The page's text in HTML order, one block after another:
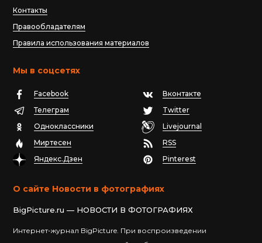
Контакты
Правообладателям
Правила использования материалов
Мы в соцсетях
Facebook
Вконтакте
Телеграм
Twitter
Одноклассники
Livejournal
Миртесен
RSS
Яндекс.Дзен
Pinterest
О сайте Новости в фотографиях
BigPicture.ru — НОВОСТИ В ФОТОГРАФИЯХ
Интернет-журнал BigPicture. При воспроизведении